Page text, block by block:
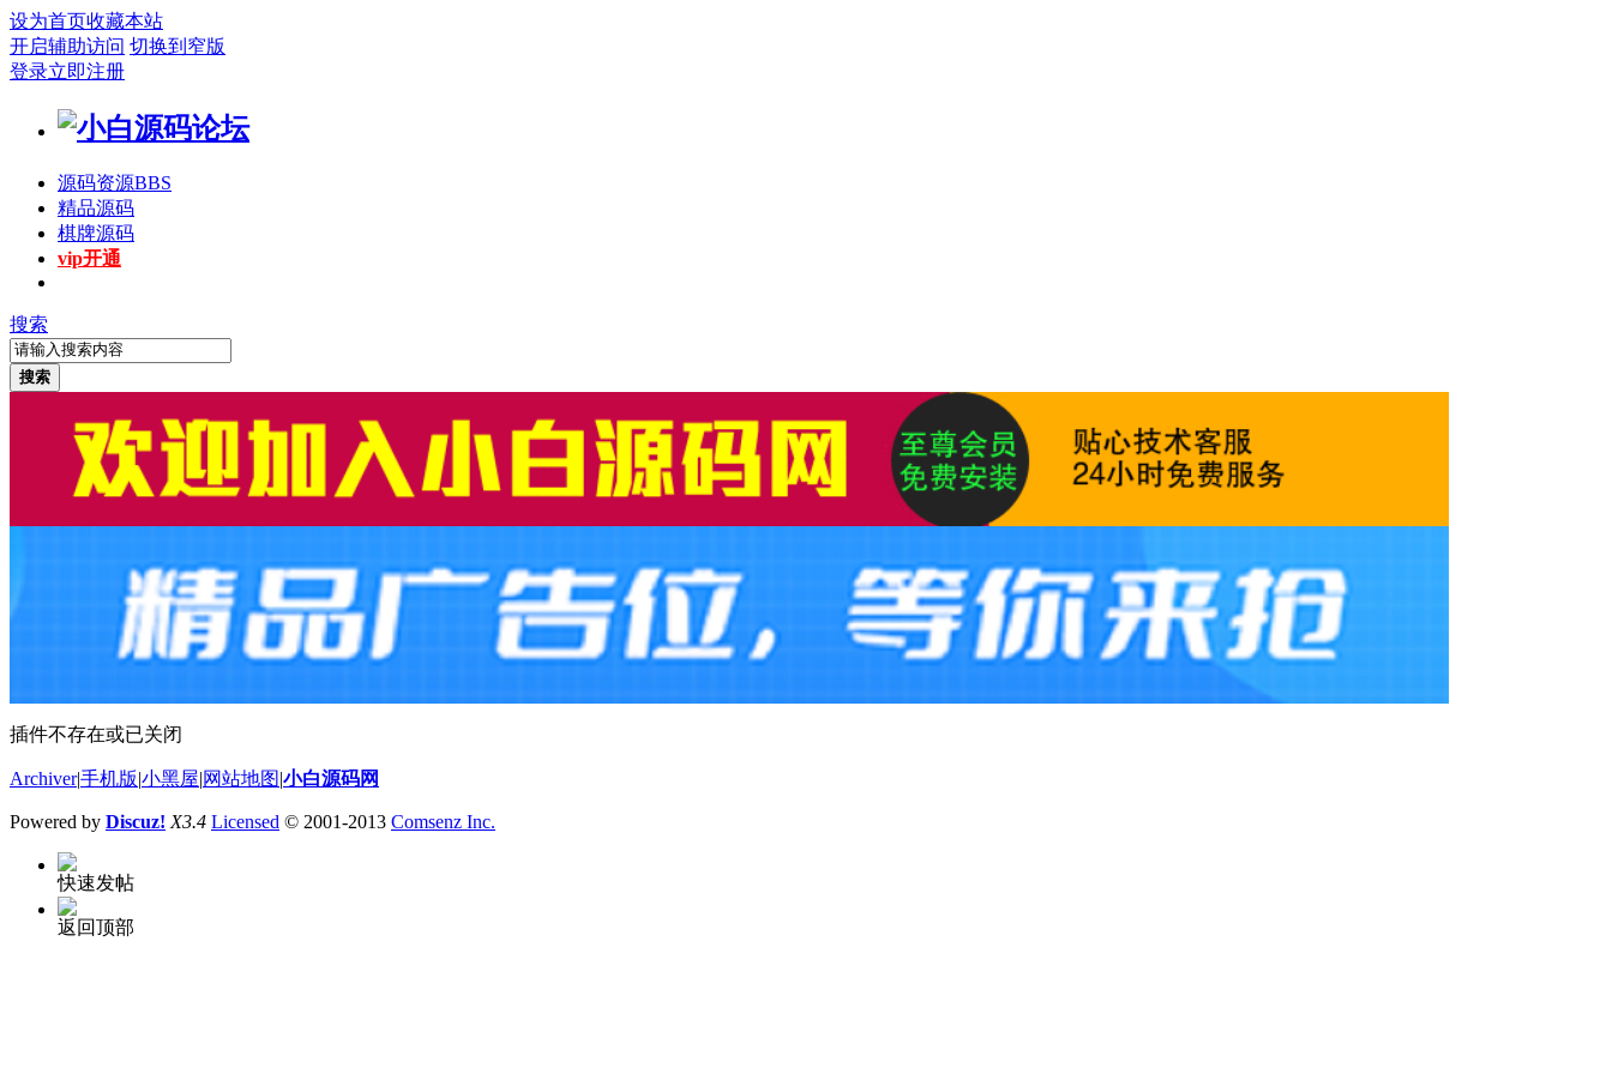
设为首页收藏本站
开启辅助访问 切换到窄版
登录立即注册
源码资源BBS
精品源码
棋牌源码
vip开通
搜索
搜索
插件不存在或已关闭
Archiver|手机版 小黑屋 网站地图 小白源码网
Powered by Discuz! X3.4 Licensed © 2001-2013 Comsenz Inc.
快速发帖
返回顶部